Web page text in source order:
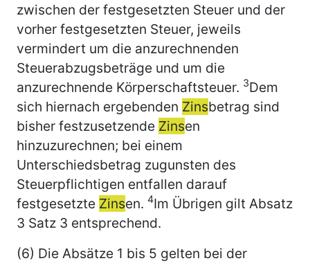
zwischen der festgesetzten Steuer und der
vorher festgesetzten Steuer, jeweils
vermindert um die anzurechnenden
Steuerabzugsbeträge und um die
anzurechnende Körperschaftsteuer. 3Dem
sich hiernach ergebenden Zinsbetrag sind
bisher festzusetzende Zinsen
hinzuzurechnen; bei einem
Unterschiedsbetrag zugunsten des
Steuerpflichtigen entfallen darauf
festgesetzte Zinsen. 4Im Übrigen gilt Absatz
3 Satz 3 entsprechend.
(6) Die Absätze 1 bis 5 gelten bei der